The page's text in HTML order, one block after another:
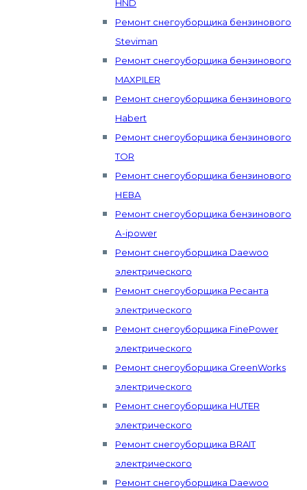
HND
Ремонт снегоуборщика бензинового
Steviman
Ремонт снегоуборщика бензинового
MAXPILER
Ремонт снегоуборщика бензинового
Habert
Ремонт снегоуборщика бензинового
TOR
Ремонт снегоуборщика бензинового
НЕВА
Ремонт снегоуборщика бензинового
А-ipower
Ремонт снегоуборщика Daewoo
электрического
Ремонт снегоуборщика Ресанта
электрического
Ремонт снегоуборщика FinePower
электрического
Ремонт снегоуборщика GreenWorks
электрического
Ремонт снегоуборщика HUTER
электрического
Ремонт снегоуборщика BRAIT
электрического
Ремонт снегоуборщика Daewoo